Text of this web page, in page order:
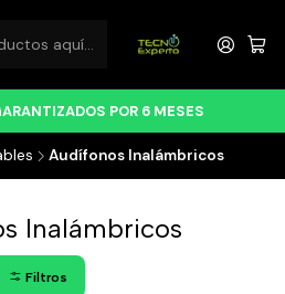
POR 6 MESES
Audífonos Inalámbricos
Inalámbricos
Filtros